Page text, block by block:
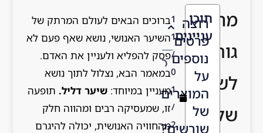
מה
גורם
לשיער
שלך
רוצה
פרטים
נוספים
על
המוצרים
של
שורשים?
1
1
/
0
1
/
2
תוכן
עניינים
ברוכים הבאים לעולם המרתק של
השיער האנושי, נושא שאף פעם לא
פסק להפליא ולעניין את האדם.
במאמר הבא, נצלול לתוך נושא
מעניין במיוחד:שיער דליל. תופעה
זו, שמעסיקה רבים ומהווה חלק
מהחוויה האנושית, יכולה להיגרם